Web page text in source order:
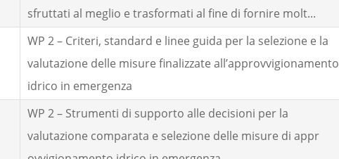
sfruttati al meglio e trasformati al fine di fornire molt...
WP 2 – Criteri, standard e linee guida per la selezione e la
valutazione delle misure finalizzate all’approvvigionamento
idrico in emergenza
WP 2 – Strumenti di supporto alle decisioni per la
valutazione comparata e selezione delle misure di appr